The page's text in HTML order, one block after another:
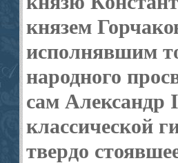
князем
исполнявшим
народного
сам Александр
классической
твердо